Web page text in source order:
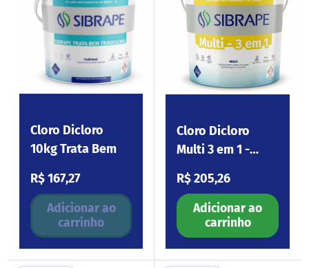
Cloro Dicloro
10kg Trata Bem
Preço normal
R$ 167,27
Adicionar ao
carrinho
Cloro Dicloro
Multi 3 em 1 -
Preço normal
R$ 205,26
Adicionar ao
carrinho